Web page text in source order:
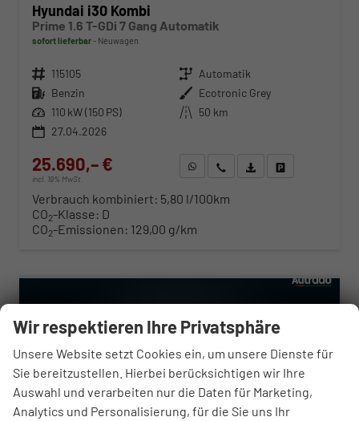
Hyundai i30 Kombi
Prime 1.6 T-GDi 7 Gang Automatik
sofort lieferbar Neuwagen
Fahrzeugnr. 115105 Getriebe Automatik
Kraftstoff Benzin Außenfarbe Ecotronic Grey
Leistung 110 kW (150 PS) Kilometerstand 50 km
27.04.2026
25.690,– €
incl. 19% MwSt.
WhatsApp anfragen
Wir rufen Sie anFahrzeugexposé (PDF)
Verbrauch kombiniert: 5,80 l/100km
CO2-Klasse: D
CO2-Emissionen: 129,00 g/km
Wir respektieren Ihre Privatsphäre
Unsere Website setzt Cookies ein, um unsere Dienste für
Sie bereitzustellen. Hierbei berücksichtigen wir Ihre
Auswahl und verarbeiten nur die Daten für Marketing,
Analytics und Personalisierung, für die Sie uns Ihr